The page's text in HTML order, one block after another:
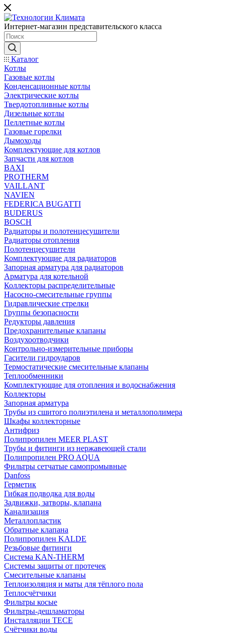
Интернет-магазин представительского класса
Каталог
Котлы
Газовые котлы
Конденсационные котлы
Электрические котлы
Твердотопливные котлы
Дизельные котлы
Пеллетные котлы
Газовые горелки
Дымоходы
Комплектующие для котлов
Запчасти для котлов
BAXI
PROTHERM
VAILLANT
NAVIEN
FEDERICA BUGATTI
BUDERUS
BOSCH
Радиаторы и полотенцесушители
Радиаторы отопления
Полотенцесушители
Комплектующие для радиаторов
Запорная арматура для радиаторов
Арматура для котельной
Коллекторы распределительные
Насосно-смесительные группы
Гидравлические стрелки
Группы безопасности
Редукторы давления
Предохранительные клапаны
Воздухоотводчики
Контрольно-измерительные приборы
Гасители гидроударов
Термостатические смесительные клапаны
Теплообменники
Комплектующие для отопления и водоснабжения
Коллекторы
Запорная арматура
Трубы из сшитого полиэтилена и металлополимера
Шкафы коллекторные
Антифриз
Полипропилен MEER PLAST
Трубы и фитинги из нержавеющей стали
Полипропилен PRO AQUA
Фильтры сетчатые самопромывные
Danfoss
Герметик
Гибкая подводка для воды
Задвижки, затворы, клапана
Канализация
Металлопластик
Обратные клапана
Полипропилен KALDE
Резьбовые фитинги
Система KAN-THERM
Системы защиты от протечек
Смесительные клапаны
Теплоизоляция и маты для тёплого пола
Теплосчётчики
Фильтры косые
Фильтры-дешламаторы
Инсталляции TECE
Счётчики воды